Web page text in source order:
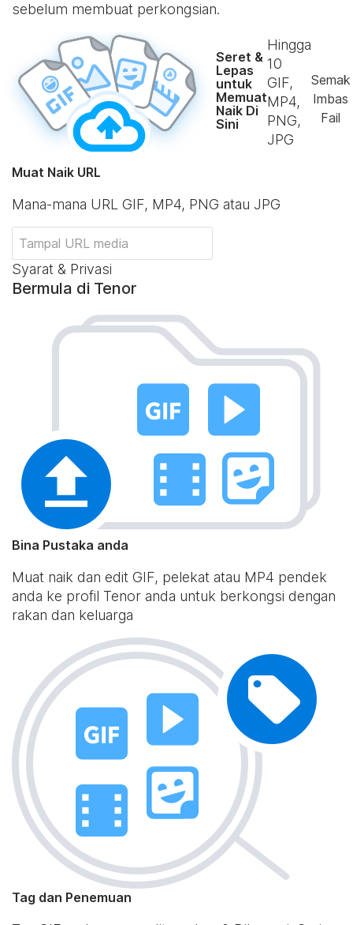
sebelum membuat perkongsian.
Seret &
Lepas
untuk
Memuat
Naik Di
Sini
Hingga
10
GIF,
MP4,
PNG,
JPG
Semak
Imbas
Fail
Muat Naik URL
Mana-mana URL GIF, MP4, PNG atau JPG
Syarat & Privasi
Bermula di Tenor
Bina Pustaka anda
Muat naik dan edit GIF, pelekat atau MP4 pendek
anda ke profil Tenor anda untuk berkongsi dengan
rakan dan keluarga
Tag dan Penemuan